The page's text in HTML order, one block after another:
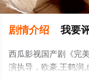
剧情介绍 我要
西瓜影视国产剧《完
演执导，欧豪,王鹤润